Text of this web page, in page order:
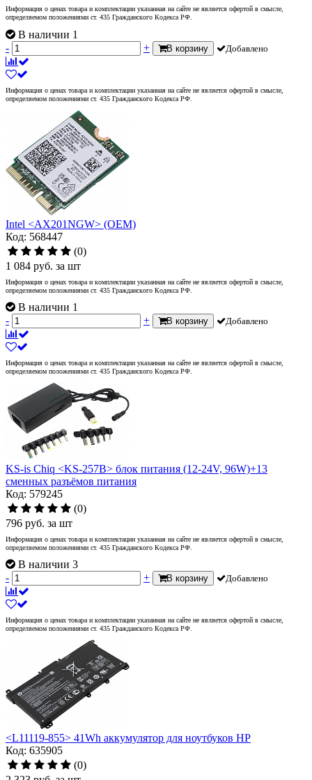
Информация о ценах товара и комплектации указанная на сайте не является офертой в смысле,
определяемом положениями ст. 435 Гражданского Кодекса РФ.
В наличии 1
-
+ В корзину Добавлено
Информация о ценах товара и комплектации указанная на сайте не является офертой в смысле,
определяемом положениями ст. 435 Гражданского Кодекса РФ.
Intel <AX201NGW> (OEM)
Код: 568447
(0)
1 084 руб. за шт
Информация о ценах товара и комплектации указанная на сайте не является офертой в смысле,
определяемом положениями ст. 435 Гражданского Кодекса РФ.
В наличии 1
-
+ В корзину Добавлено
Информация о ценах товара и комплектации указанная на сайте не является офертой в смысле,
определяемом положениями ст. 435 Гражданского Кодекса РФ.
KS-is Chiq <KS-257B> блок питания (12-24V, 96W)+13
сменных разъёмов питания
Код: 579245
(0)
796 руб. за шт
Информация о ценах товара и комплектации указанная на сайте не является офертой в смысле,
определяемом положениями ст. 435 Гражданского Кодекса РФ.
В наличии 3
-
+ В корзину Добавлено
Информация о ценах товара и комплектации указанная на сайте не является офертой в смысле,
определяемом положениями ст. 435 Гражданского Кодекса РФ.
<L11119-855> 41Wh аккумулятор для ноутбуков HP
Код: 635905
(0)